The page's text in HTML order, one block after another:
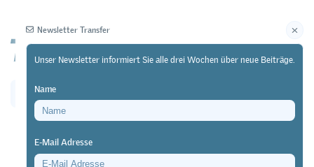
Newsletter Transfer
Unser Newsletter informiert Sie alle drei Wochen über neue Beiträge.
Name
E-Mail Adresse